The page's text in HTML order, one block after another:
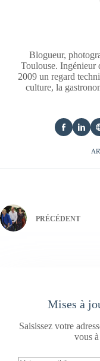
Blogueur,
Toulouse. Ingénieur
2009 un regard
culture, la
PRÉCÉDENT
Mises à
Saisissez votre
vous